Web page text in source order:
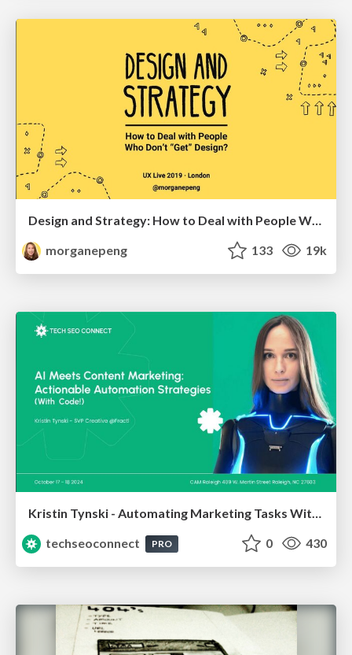
Design and Strategy: How to Deal with People Who Don’t "Get" Design
morganepeng
133 19k
Kristin Tynski - Automating Marketing Tasks With AI
techseoconnect
PRO 0 430